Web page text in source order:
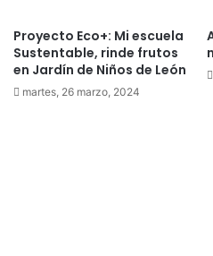
Proyecto Eco+: Mi escuela
Sustentable, rinde frutos
en Jardín de Niños de León
martes, 26 marzo, 2024